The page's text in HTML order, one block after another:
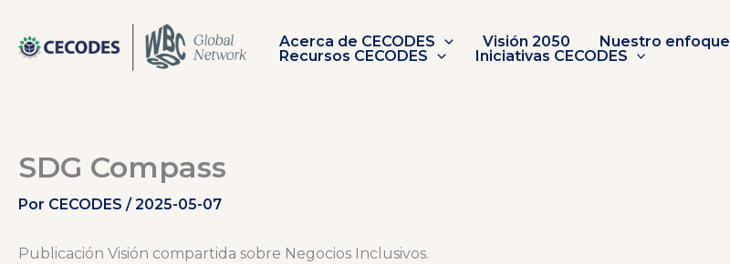
contenido
Acerca de CECODES Visión 2050
Nuestro enfoque
Recursos CECODES
Iniciativas CECODES
SDG Compass
Por CECODES /2025-05-07
Publicación Visión compartida sobre Negocios Inclusivos.